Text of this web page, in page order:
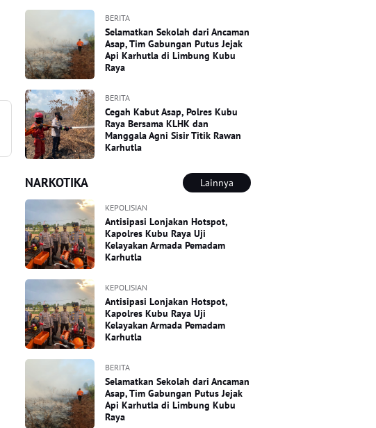
BERITA
Selamatkan Sekolah dari Ancaman
Asap, Tim Gabungan Putus Jejak
Api Karhutla di Limbung Kubu
Raya
BERITA
Cegah Kabut Asap, Polres Kubu
Raya Bersama KLHK dan
Manggala Agni Sisir Titik Rawan
Karhutla
NARKOTIKA Lainnya
KEPOLISIAN
Antisipasi Lonjakan Hotspot,
Kapolres Kubu Raya Uji
Kelayakan Armada Pemadam
Karhutla
KEPOLISIAN
Antisipasi Lonjakan Hotspot,
Kapolres Kubu Raya Uji
Kelayakan Armada Pemadam
Karhutla
BERITA
Selamatkan Sekolah dari Ancaman
Asap, Tim Gabungan Putus Jejak
Api Karhutla di Limbung Kubu
Raya